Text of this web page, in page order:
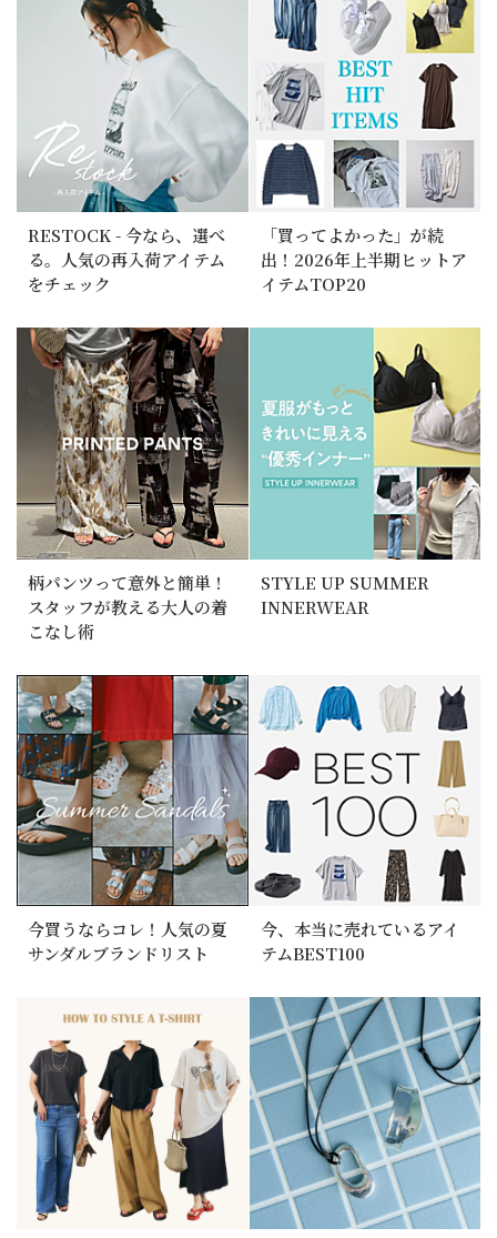
RESTOCK - 今なら、選べ
る。人気の再入荷アイテム
をチェック
「買ってよかった」が続
出！2026年上半期ヒットア
イテムTOP20
柄パンツって意外と簡単！
スタッフが教える大人の着
こなし術
STYLE UP SUMMER
INNERWEAR
今買うならコレ！人気の夏
サンダルブランドリスト
今、本当に売れているアイ
テムBEST100